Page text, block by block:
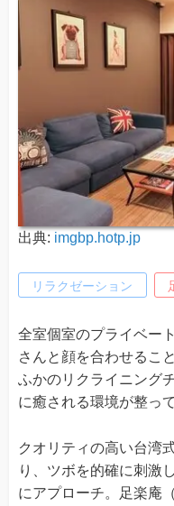
出典: imgbp.hotp.jp
リラクゼーション
全室個室のプライベー
さんと顔を合わせるこ
ふかのリクライニング
に癒される環境が整っ
クオリティの高い台湾
り、ツボを的確に刺激
にアプローチ。足楽庵